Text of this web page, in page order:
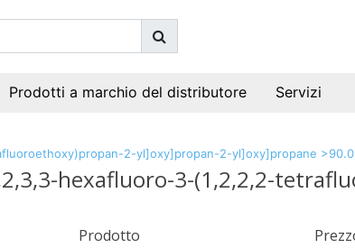
Prodotti a marchio del distributore Servizi
2-yl]oxy]propan-2-yl]oxy]propane
hexafluoro-3-(1,2,2,2-
Prodotto